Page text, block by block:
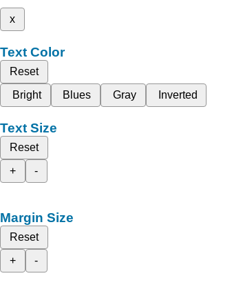
x
Text Color
Reset
Bright
Blues Gray Inverted
Text Size
Reset
+
-
Margin Size
Reset
+
-